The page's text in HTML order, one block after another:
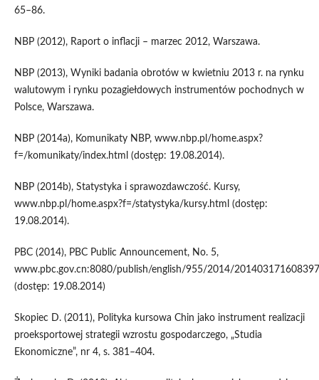
65–86.
NBP (2012), Raport o inflacji – marzec 2012, Warszawa.
NBP (2013), Wyniki badania obrotów w kwietniu 2013 r. na rynku
walutowym i rynku pozagiełdowych instrumentów pochodnych w
Polsce, Warszawa.
NBP (2014a), Komunikaty NBP, www.nbp.pl/home.aspx?
f=/komunikaty/index.html (dostęp: 19.08.2014).
NBP (2014b), Statystyka i sprawozdawczość. Kursy,
www.nbp.pl/home.aspx?f=/statystyka/kursy.html (dostęp:
19.08.2014).
PBC (2014), PBC Public Announcement, No. 5,
www.pbc.gov.cn:8080/publish/english/955/2014/
(dostęp: 19.08.2014)
Skopiec D. (2011), Polityka kursowa Chin jako instrument realizacji
proeksportowej strategii wzrostu gospodarczego, „Studia
Ekonomiczne”, nr 4, s. 381–404.